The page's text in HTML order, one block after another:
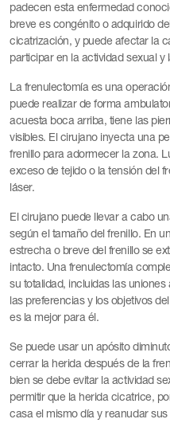
padecen esta enfermedad
breve es congénito o adquirido
cicatrización, y puede afectar la
participar en la actividad sexual
La frenulectomía es una
puede realizar de forma
acuesta boca arriba, tiene las
visibles. El cirujano inyecta una
frenillo para adormecer la zona.
exceso de tejido o la tensión del
láser.
El cirujano puede llevar a cabo
según el tamaño del frenillo. En
estrecha o breve del frenillo se
intacto. Una frenulectomía
su totalidad, incluidas las
las preferencias y los objetivos
es la mejor para él.
Se puede usar un apósito
cerrar la herida después de la
bien se debe evitar la actividad
permitir que la herida cicatrice,
casa el mismo día y reanudar